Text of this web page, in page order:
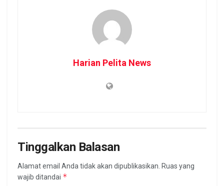
Harian Pelita News
Tinggalkan Balasan
Alamat email Anda tidak akan dipublikasikan. Ruas yang
wajib ditandai *